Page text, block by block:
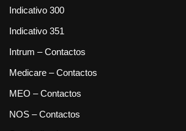
Indicativo 300
Indicativo 351
Intrum – Contactos
Medicare – Contactos
MEO – Contactos
NOS – Contactos